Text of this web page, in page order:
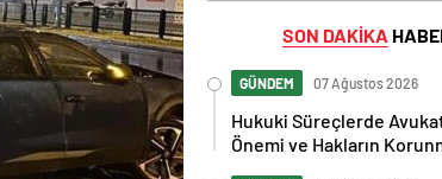
SON DAKİKA
GÜNDEM 07 Ağustos 2026
Hukuki Süreçlerde
Önemi ve Hakların